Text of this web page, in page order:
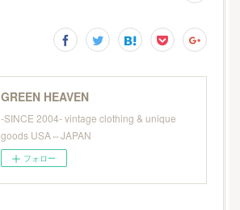
GREEN HEAVEN
-SINCE 2004- vintage clothing & unique
goods USA⇔JAPAN
フォロー